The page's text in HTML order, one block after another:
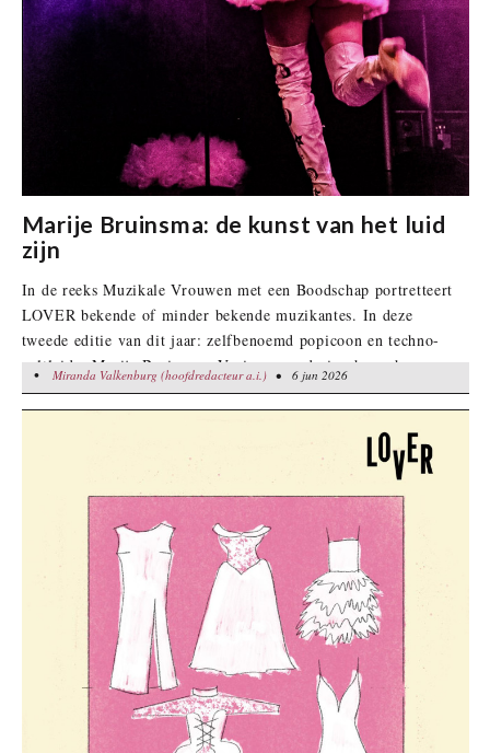
Marije Bruinsma: de kunst van het luid
zijn
In de reeks Muzikale Vrouwen met een Boodschap portretteert
LOVER bekende of minder bekende muzikantes. In deze
tweede editie van dit jaar: zelfbenoemd popicoon en techno-
cultleider Marije Bruinsma. Vorige maand ging haar show
‘Zelfverheerlijking op Topniveau’ in première:
“Bescheidenheid staat mij niet. En ik draag niks wat mij niet
Miranda Valkenburg (hoofdredacteur a.i.)• 6 jun 2026
•Miranda Valkenburg (hoofdredacteur a.i.) • 6 jun 2026